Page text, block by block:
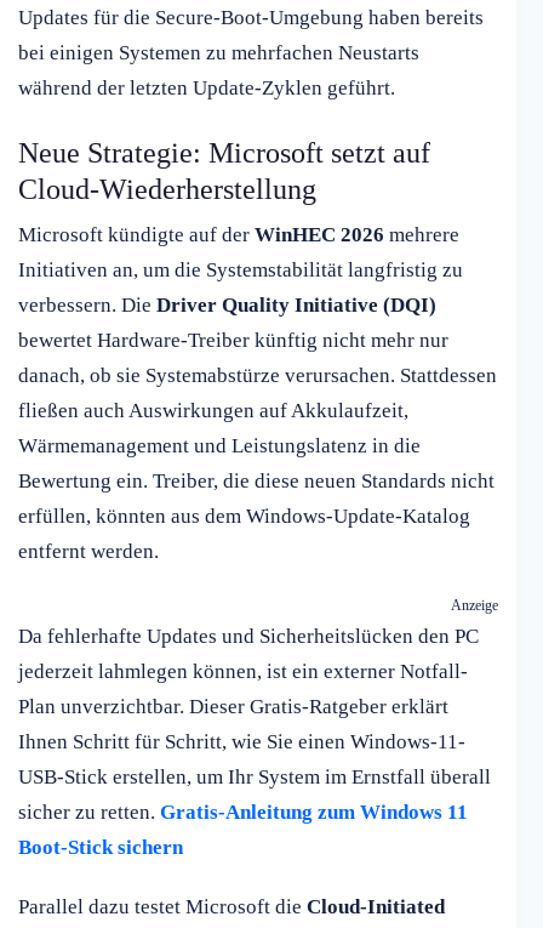
Updates für die Secure-Boot-Umgebung haben bereits
bei einigen Systemen zu mehrfachen Neustarts
während der letzten Update-Zyklen geführt.
Neue Strategie: Microsoft setzt auf
Cloud-Wiederherstellung
Microsoft kündigte auf der WinHEC 2026 mehrere
Initiativen an, um die Systemstabilität langfristig zu
verbessern. Die Driver Quality Initiative (DQI)
bewertet Hardware-Treiber künftig nicht mehr nur
danach, ob sie Systemabstürze verursachen. Stattdessen
fließen auch Auswirkungen auf Akkulaufzeit,
Wärmemanagement und Leistungslatenz in die
Bewertung ein. Treiber, die diese neuen Standards nicht
erfüllen, könnten aus dem Windows-Update-Katalog
entfernt werden.
Anzeige
Da fehlerhafte Updates und Sicherheitslücken den PC
jederzeit lahmlegen können, ist ein externer Notfall-
Plan unverzichtbar. Dieser Gratis-Ratgeber erklärt
Ihnen Schritt für Schritt, wie Sie einen Windows-11-
USB-Stick erstellen, um Ihr System im Ernstfall überall
sicher zu retten. Gratis-Anleitung zum Windows 11
Boot-Stick sichern
Parallel dazu testet Microsoft die Cloud-Initiated